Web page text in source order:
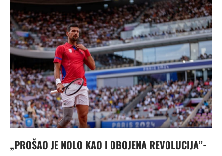
„PROŠAO JE NOLO KAO I OBOJENA REVOLUCIJA”-